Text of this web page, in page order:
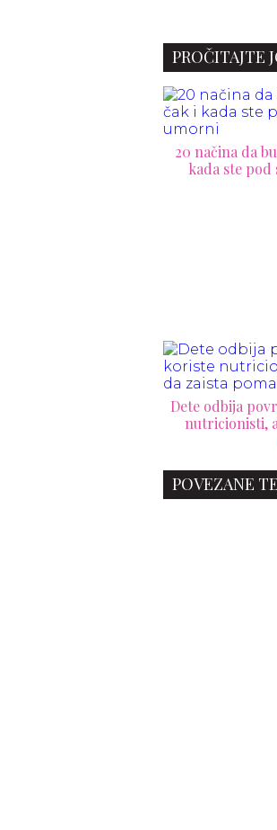
PROČITAJTE
20 načina da
kada ste
Dete odbija
nutricionisti,
POVEZANE